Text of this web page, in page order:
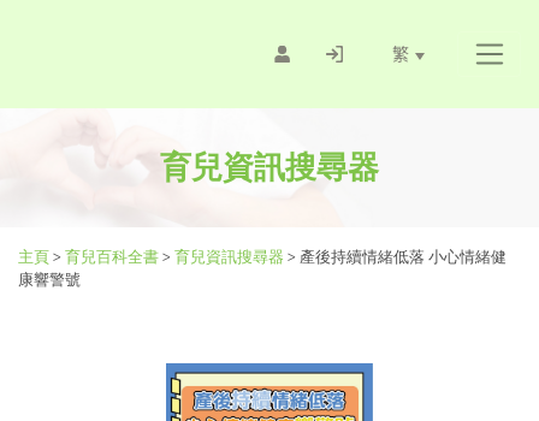
繁
育兒資訊搜尋器
主頁> 育兒百科全書> 育兒資訊搜尋器 > 產後持續情緒低落 小心情緒健
康響警號